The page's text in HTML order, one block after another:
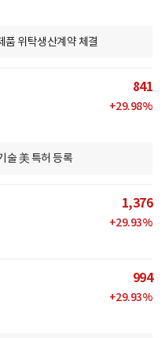
품 위탁생산계약 체결
841
+29.98%
술 美 특허 등록
1,376
+29.93%
994
+29.93%